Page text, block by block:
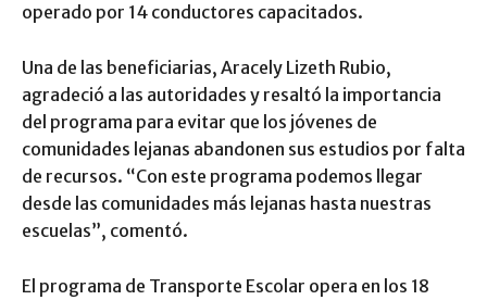
operado por 14 conductores capacitados.
Una de las beneficiarias, Aracely Lizeth Rubio,
agradeció a las autoridades y resaltó la importancia
del programa para evitar que los jóvenes de
comunidades lejanas abandonen sus estudios por falta
de recursos. “Con este programa podemos llegar
desde las comunidades más lejanas hasta nuestras
escuelas”, comentó.
El programa de Transporte Escolar opera en los 18